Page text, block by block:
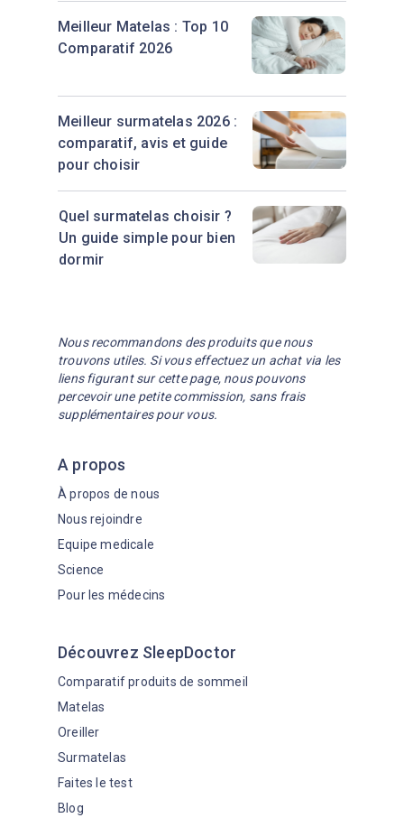
Meilleur surmatelas 2026 :
comparatif, avis et guide
pour choisir
Meilleur Matelas : Top 10
Comparatif 2026
Quel surmatelas choisir ?
Un guide simple pour bien
dormir
A propos
Découvrez SleepDoctor
Nous recommandons des produits que nous
trouvons utiles. Si vous effectuez un achat via les
liens figurant sur cette page, nous pouvons
percevoir une petite commission, sans frais
supplémentaires pour vous.
Nous rejoindre
Equipe medicale
Science
Matelas
Comparatif produits de sommeil
Oreiller
Surmatelas
Blog
Faites le test
Pour les médecins
À propos de nous